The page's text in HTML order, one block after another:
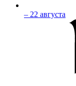
– 22 августа